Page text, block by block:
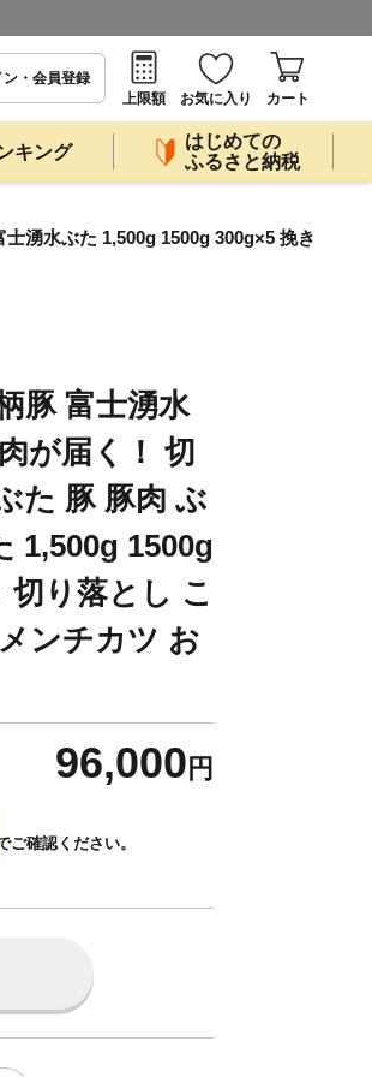
ン・会員登録
上限額
お気に入り カート
キング
はじめての
ふるさと納税
湧水ぶた 1,500g 1500g 300g×5 挽き
豚 富士湧水
が届く！ 切
た 豚 豚肉 ぶ
1,500g 1500g
り落とし こ
ンチカツ お
96,000 円
ご確認ください。